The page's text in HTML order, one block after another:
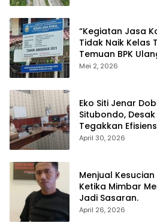
“Kegiatan Jasa
Tidak Naik Kelas
Temuan BPK
Mei 2, 2026
Eko Siti Jenar
Situbondo,
Tegakkan
April 30, 2026
Menjual
Ketika Mimbar
Jadi Sasaran.
April 26, 2026